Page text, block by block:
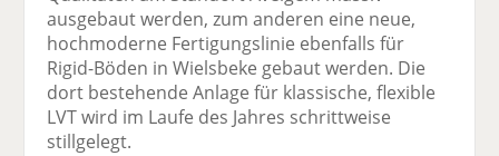
il
e
n
e
n
d
n
ausgebaut werden, zum anderen eine neue,
hochmoderne Fertigungslinie ebenfalls für
Rigid-Böden in Wielsbeke gebaut werden. Die
dort bestehende Anlage für klassische, flexible
LVT wird im Laufe des Jahres schrittweise
stillgelegt.